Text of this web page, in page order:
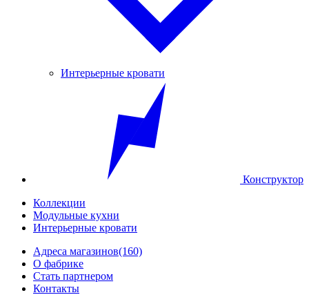
Интерьерные кровати
Конструктор
Коллекции
Модульные кухни
Интерьерные кровати
Адреса магазинов(160)
О фабрике
Стать партнером
Контакты